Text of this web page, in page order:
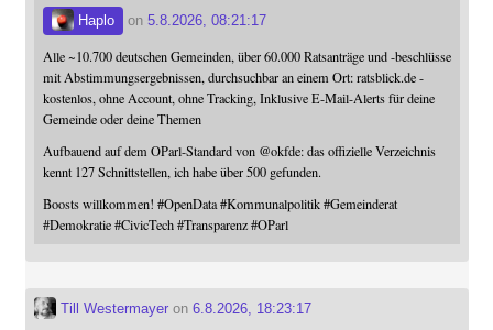
Haplo on 5.8.2026, 08:21:17
Alle ~10.700 deutschen Gemeinden, über 60.000 Ratsanträge und -beschlüsse
mit Abstimmungsergebnissen, durchsuchbar an einem Ort: ratsblick.de -
kostenlos, ohne Account, ohne Tracking, Inklusive E-Mail-Alerts für deine
Gemeinde oder deine Themen
Aufbauend auf dem OParl-Standard von @okfde: das offizielle Verzeichnis
kennt 127 Schnittstellen, ich habe über 500 gefunden.
Boosts willkommen! #OpenData #Kommunalpolitik #Gemeinderat
#Demokratie #CivicTech #Transparenz #OParl
Till Westermayeron 6.8.2026, 18:23:17